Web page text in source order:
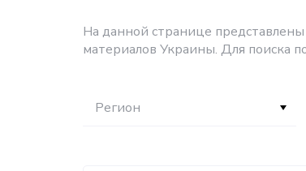
На данной странице
материалов Украины. Для поиска
Регион